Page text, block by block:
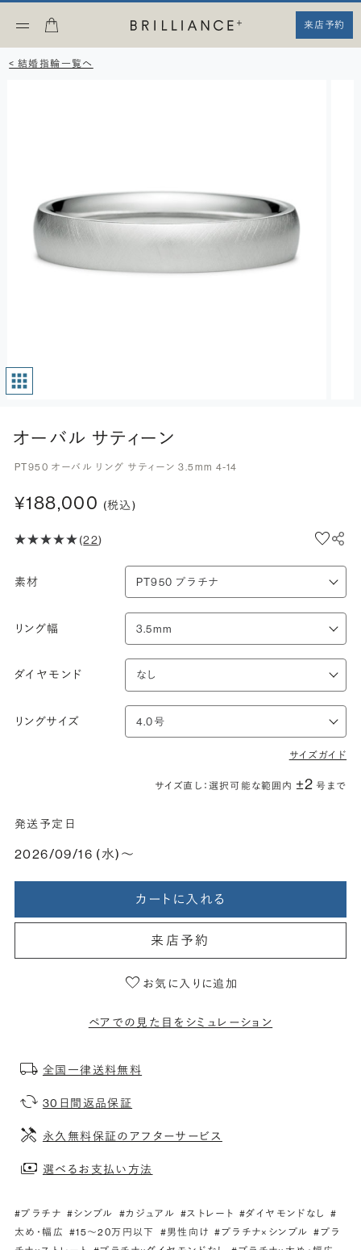
来店予約
< 結婚指輪一覧へ
オーバル サティーン
PT950 オーバル リング サティーン 3.5mm 4-14
¥188,000 (税込)
(22)
素材
リング幅
ダイヤモンド
リングサイズ
サイズガイド
サイズ直し：選択可能な範囲内 ±2 号まで
発送予定日
2026/09/16 (水)〜
カートに入れる
来店予約
お気に入りに追加
ペアでの見た目をシミュレーション
全国一律送料無料
30日間返品保証
永久無料保証のアフターサービス
選べるお支払い方法
#プラチナ #シンプル #カジュアル #ストレート #ダイヤモンドなし
#
太め・幅広 #15〜20万円以下 #男性向け #プラチナ×シンプル #プラ